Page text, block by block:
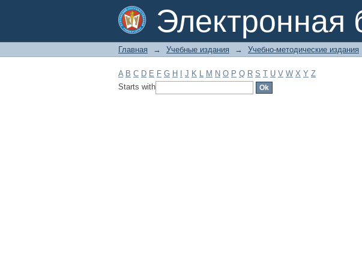
Электронная
Filter by: Subject
Главная → Учебные издания → Учебно-методические издания
A B C D E F G H J K L M N O P Q R S T U V W X Y Z
Starts with